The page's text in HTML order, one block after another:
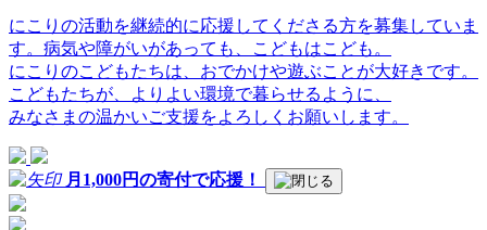
にこりの活動を継続的に応援してくださる方を募集していま
す。病気や障がいがあっても、こどもはこども。
にこりのこどもたちは、おでかけや遊ぶことが大好きです。
こどもたちが、よりよい環境で暮らせるように、
みなさまの温かいご支援をよろしくお願いします。
月1,000円の寄付で応援！